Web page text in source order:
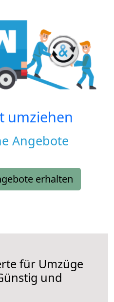
umziehen
Angebote
erhalten
für Umzüge
und